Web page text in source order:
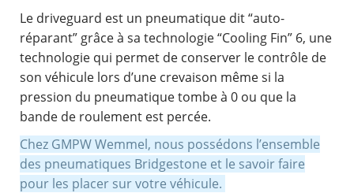
Le driveguard est un pneumatique dit “auto-
réparant” grâce à sa technologie “Cooling Fin” 6, une
technologie qui permet de conserver le contrôle de
son véhicule lors d’une crevaison même si la
pression du pneumatique tombe à 0 ou que la
bande de roulement est percée.
Chez GMPW Wemmel, nous possédons l’ensemble
des pneumatiques Bridgestone et le savoir faire
pour les placer sur votre véhicule.